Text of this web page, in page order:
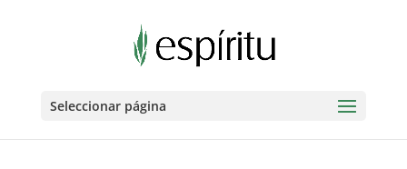
Seleccionar página